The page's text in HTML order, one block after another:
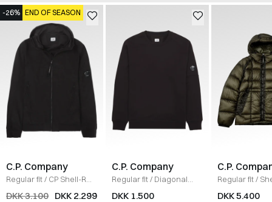
-26% END OF SEASON
C.P. Company
Regular fit/ CP Shell-R
Jakke
SORT
DKK 3.100 DKK 2.299
C.P. Company
Regular fit/ Diagonal
Raised Fleece Crew
DKK 1.500
C.P.
Regular fit/
Hooded Puffer
DKK 5.400